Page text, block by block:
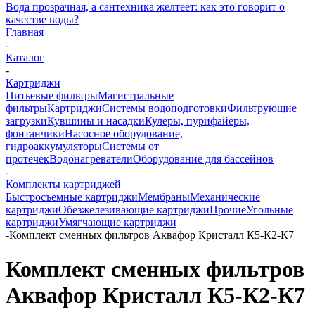
Вода прозрачная, а сантехника желтеет: как это говорит о
качестве воды?
Главная
-
Каталог
-
Картриджи
Питьевые фильтрыМагистральные
фильтрыКартриджиСистемы водоподготовкиФильтрующие
загрузкиКувшины и насадкиКулеры, пурифайеры,
фонтанчикиНасосное оборудование,
гидроаккумуляторыСистемы от
протечекВодонагревателиОборудование для бассейнов
-
Комплекты картриджей
Быстросъемные картриджиМембраныМеханические
картриджиОбезжелезивающие картриджиПрочиеУгольные
картриджиУмягчающие картриджи
-Комплект сменных фильтров Аквафор Кристалл К5-К2-К7
Комплект сменных фильтров
Аквафор Кристалл К5-К2-К7